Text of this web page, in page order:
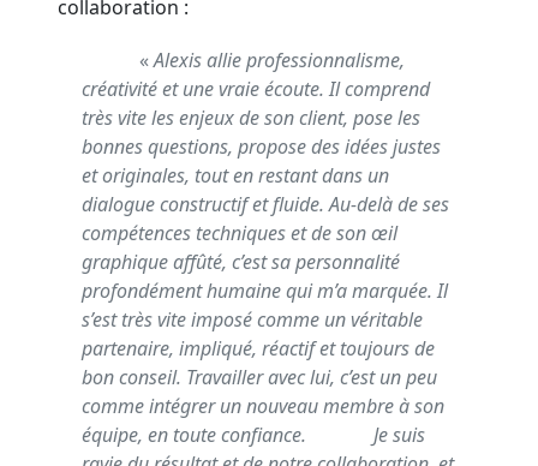
collaboration :
«Alexis allie professionnalisme,
créativité et une vraie écoute. Il comprend
très vite les enjeux de son client, pose les
bonnes questions, propose des idées justes
et originales, tout en restant dans un
dialogue constructif et fluide. Au-delà de ses
compétences techniques et de son œil
graphique affûté, c’est sa personnalité
profondément humaine qui m’a marquée. Il
s’est très vite imposé comme un véritable
partenaire, impliqué, réactif et toujours de
bon conseil. Travailler avec lui, c’est un peu
comme intégrer un nouveau membre à son
équipe, en toute confiance.
Je suis